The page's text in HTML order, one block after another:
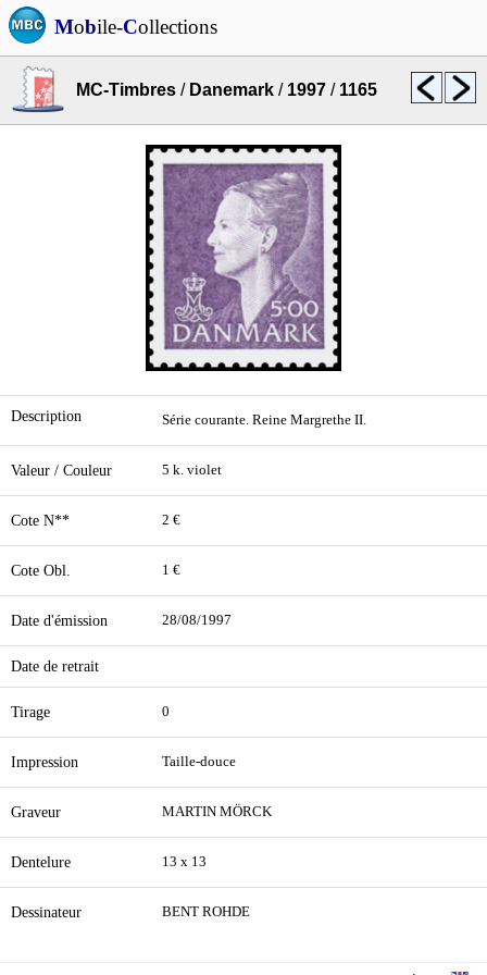
Mobile-Collections
MC-Timbres / Danemark / 1997 / 1165
Description Série courante. Reine Margrethe II.
Valeur / Couleur 5 k. violet
Cote N** 2 €
Cote Obl. 1 €
Date d'émission 28/08/1997
Date de retrait
Tirage 0
Impression Taille-douce
Graveur MARTIN MÖRCK
Dentelure 13 x 13
Dessinateur BENT ROHDE